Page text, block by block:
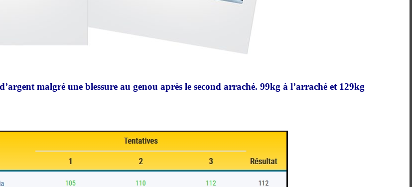
malgré une blessure au genou après le second arraché. 99kg à l’arraché et 129kg